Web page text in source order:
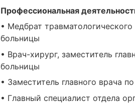
Профессиональная
• Медбрат
больницы
• Врач-хирург, заместитель
больницы
• Заместитель главного врача
• Главный специалист отдела